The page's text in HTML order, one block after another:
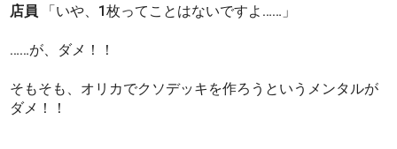
店員 「いや、1枚ってことはないですよ……」
……が、ダメ！！
そもそも、オリカでクソデッキを作ろうというメンタルが
ダメ！！